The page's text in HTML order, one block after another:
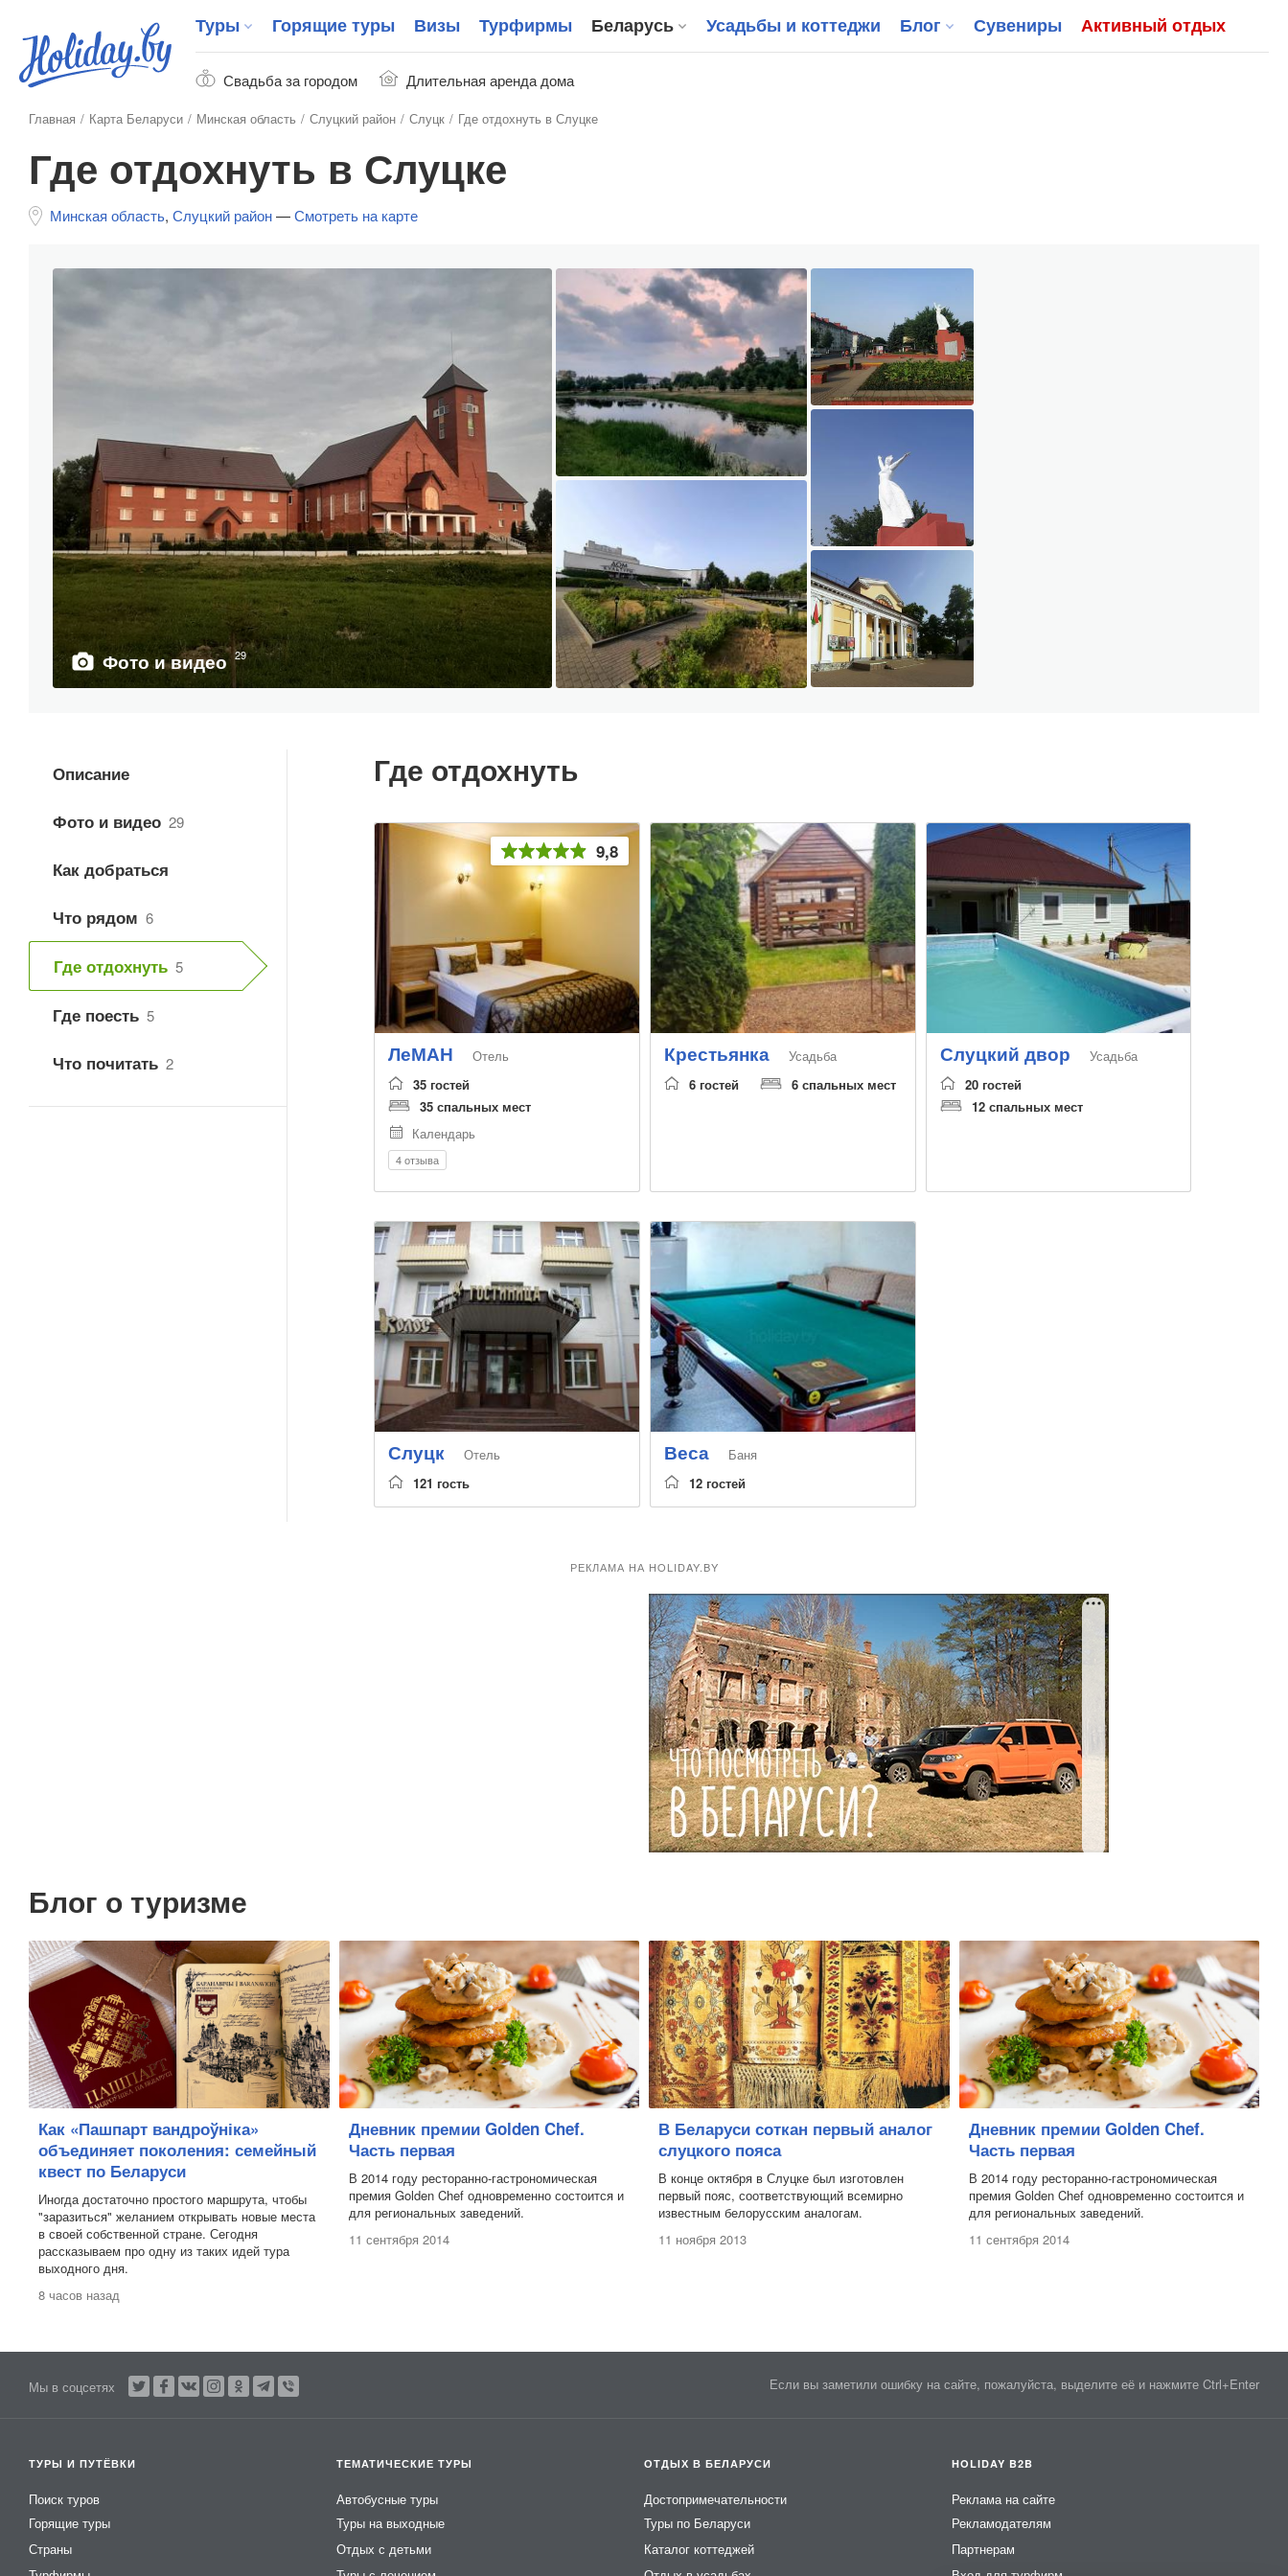
Свадьба за городом Длительная аренда дома
Туры Горящие туры Визы Турфирмы Беларусь Усадьбы и коттеджи Блог Сувениры Активный отдых
Главная Карта Беларуси Минская область Слуцкий район Слуцк Где отдохнуть в Слуцке
Где отдохнуть в Слуцке
Минская область, Слуцкий район—Смотреть на карте
Фото и видео 29
Описание
Фото и видео 29
Как добраться
Что рядом 6
Где отдохнуть 5
Где поесть 5
Что почитать 2
Где отдохнуть
9,8
ЛеМАН
Отель
35 гостей
35 спальных мест
Календарь
4 отзыва
Крестьянка
Усадьба
6 гостей
6 спальных мест
Слуцкий двор
Усадьба
20 гостей
12 спальных мест
Слуцк
Отель
121 гость
Веса
Баня
12 гостей
РЕКЛАМА НА HOLIDAY.BY
Блог о туризме
Как «Пашпарт вандроўніка»
объединяет поколения: семейный
квест по Беларуси
Иногда достаточно простого маршрута, чтобы
"заразиться" желанием открывать новые места
в своей собственной стране. Сегодня
рассказываем про одну из таких идей тура
выходного дня.
8 часов назад
Дневник премии Golden Chef.
Часть первая
В 2014 году ресторанно-гастрономическая
премия Golden Chef одновременно состоится и
для региональных заведений.
11 сентября 2014
В Беларуси соткан первый аналог
слуцкого пояса
В конце октября в Слуцке был изготовлен
первый пояс, соответствующий всемирно
известным белорусским аналогам.
11 ноября 2013
Дневник премии Golden Chef.
Часть первая
В 2014 году ресторанно-гастрономическая
премия Golden Chef одновременно состоится и
для региональных заведений.
11 сентября 2014
Мы в соцсетях Если вы заметили ошибку на сайте, пожалуйста, выделите её и нажмите Ctrl+Enter
ТУРЫ И ПУТЁВКИ
Поиск туров
Горящие туры
Страны
ТЕМАТИЧЕСКИЕ ТУРЫ
Автобусные туры
Туры на выходные
Отдых с детьми
ОТДЫХ В БЕЛАРУСИ
Достопримечательности
Туры по Беларуси
Каталог коттеджей
HOLIDAY B2B
Реклама на сайте
Рекламодателям
Партнерам